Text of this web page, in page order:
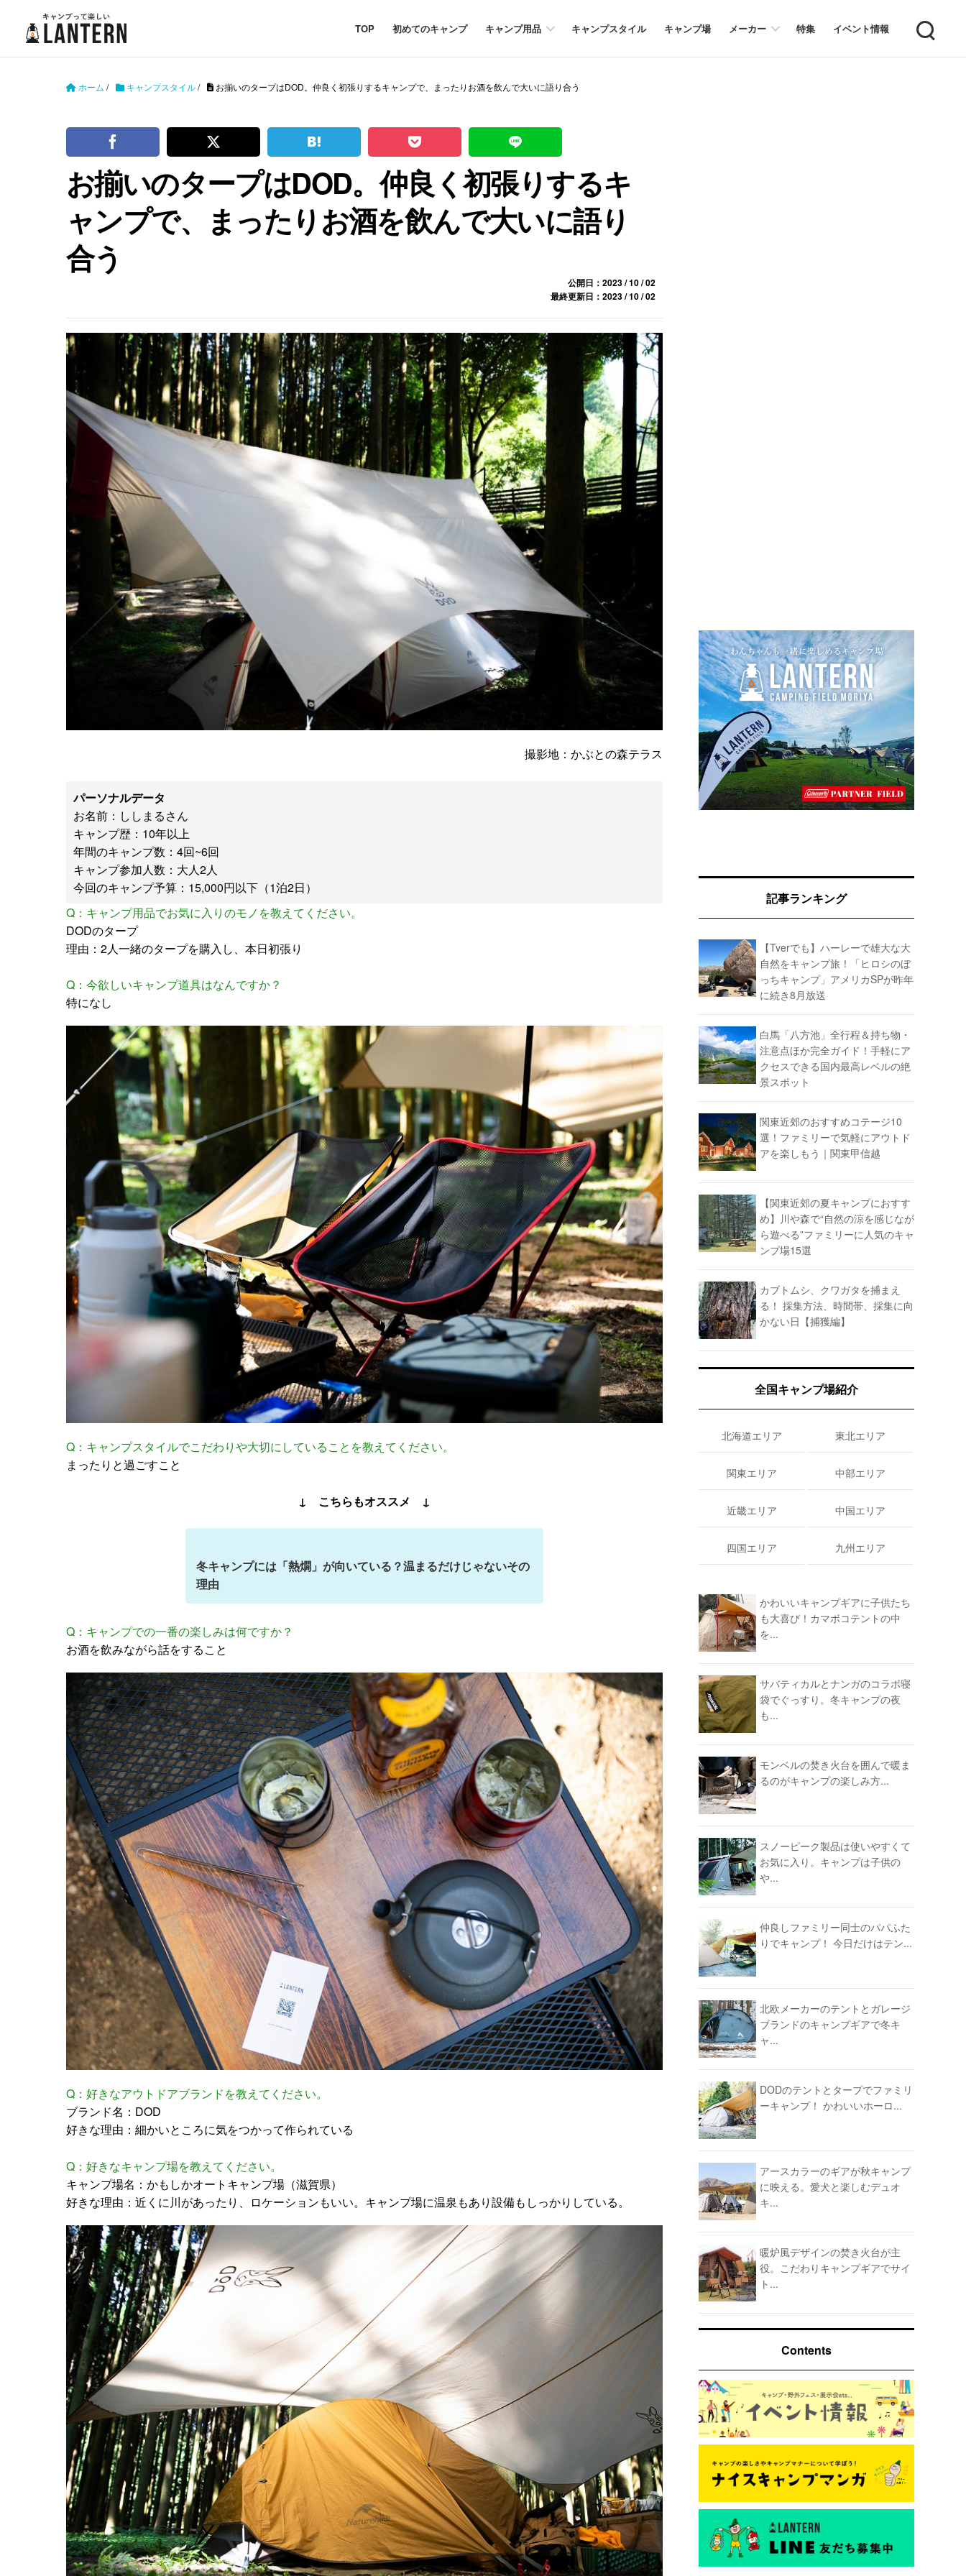
TOP 初めてのキャンプ キャンプ用品 キャンプスタイル キャンプ場 メーカー 特集 イベント情報 Search
ホーム / キャンプスタイル/ お揃いのタープはDOD。仲良く初張りするキャンプで、まったりお酒を飲んで大いに語り合う
お揃いのタープはDOD。仲良く初張りするキ
ャンプで、まったりお酒を飲んで大いに語り
合う
公開日：2023 / 10 / 02
最終更新日：2023 / 10 / 02
撮影地：かぶとの森テラス
パーソナルデータ
お名前：ししまるさん
キャンプ歴：10年以上
年間のキャンプ数：4回~6回
キャンプ参加人数：大人2人
今回のキャンプ予算：15,000円以下（1泊2日）
Q：キャンプ用品でお気に入りのモノを教えてください。
DODのタープ
理由：2人一緒のタープを購入し、本日初張り
Q：今欲しいキャンプ道具はなんですか？
特になし
Q：キャンプスタイルでこだわりや大切にしていることを教えてください。
まったりと過ごすこと
↓ こちらもオススメ ↓
冬キャンプには「熱燗」が向いている？温まるだけじゃないその
理由
Q：キャンプでの一番の楽しみは何ですか？
お酒を飲みながら話をすること
Q：好きなアウトドアブランドを教えてください。
ブランド名：DOD
好きな理由：細かいところに気をつかって作られている
Q：好きなキャンプ場を教えてください。
キャンプ場名：かもしかオートキャンプ場（滋賀県）
好きな理由：近くに川があったり、ロケーションもいい。キャンプ場に温泉もあり設備もしっかりしている。
記事ランキング
【Tverでも】ハーレーで雄大な大
自然をキャンプ旅！「ヒロシのぼ
っちキャンプ」アメリカSPが昨年
に続き8月放送
白馬「八方池」全行程＆持ち物・
注意点ほか完全ガイド！手軽にア
クセスできる国内最高レベルの絶
景スポット
関東近郊のおすすめコテージ10
選！ファミリーで気軽にアウトド
アを楽しもう｜関東甲信越
【関東近郊の夏キャンプにおすす
め】川や森で“自然の涼を感じなが
ら遊べる”ファミリーに人気のキャ
ンプ場15選
カブトムシ、クワガタを捕まえ
る！ 採集方法、時間帯、採集に向
かない日【捕獲編】
全国キャンプ場紹介
北海道エリア 東北エリア
関東エリア 中部エリア
近畿エリア 中国エリア
四国エリア 九州エリア
かわいいキャンプギアに子供たち
も大喜び！カマボコテントの中
を...
サバティカルとナンガのコラボ寝
袋でぐっすり。冬キャンプの夜
も...
モンベルの焚き火台を囲んで暖ま
るのがキャンプの楽しみ方...
スノーピーク製品は使いやすくて
お気に入り。キャンプは子供の
や...
仲良しファミリー同士のパパふた
りでキャンプ！ 今日だけはテン...
北欧メーカーのテントとガレージ
ブランドのキャンプギアで冬キ
ャ...
DODのテントとタープでファミリ
ーキャンプ！ かわいいホーロ...
アースカラーのギアが秋キャンプ
に映える。愛犬と楽しむデュオ
キ...
暖炉風デザインの焚き火台が主
役。こだわりキャンプギアでサイ
ト...
Contents